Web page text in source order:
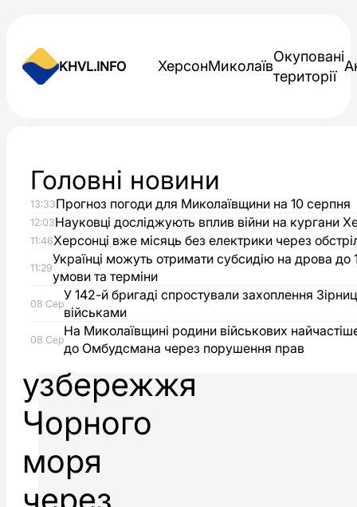
KHVL.INFO ХерсонМиколаїв
Окуповані
території
На
Миколаївщині
бригада
ТрО
зміцнює
узбережжя
Чорного
моря
Головні новини
13:33Прогноз погоди для Миколаївщини на 10 серпня
12:03Науковці досліджують вплив війни на кургани
11:46Херсонці вже місяць без електрики через
11:29
Українці можуть отримати субсидію на дрова до
умови та терміни
08 Сер
У 142-й бригаді спростували захоплення
військами
08 Сер
На Миколаївщині родини військових
до Омбудсмана через порушення прав